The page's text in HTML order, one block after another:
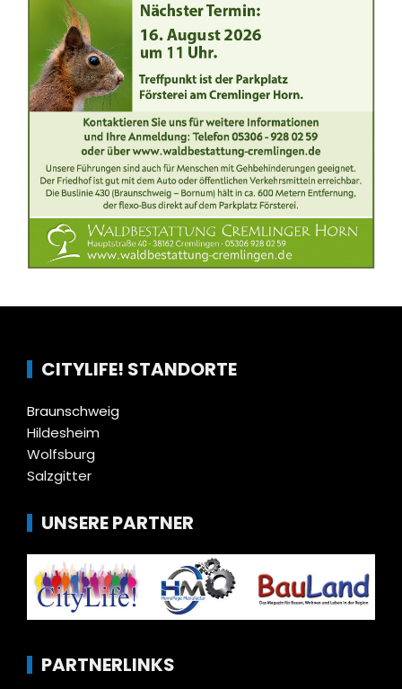
CITYLIFE! STANDORTE
Braunschweig
Hildesheim
Wolfsburg
Salzgitter
UNSERE PARTNER
PARTNERLINKS